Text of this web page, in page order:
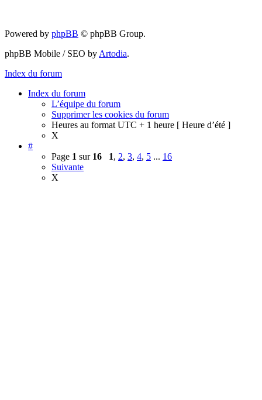
Powered by phpBB © phpBB Group.
phpBB Mobile / SEO byArtodia.
Index du forum
Index du forum
L’équipe du forum
Supprimer les cookies du forum
Heures au format UTC + 1 heure [ Heure d’été ]
X
#
Page 1 sur 16 1, 2, 3, 4, 5 ... 16
Suivante
X